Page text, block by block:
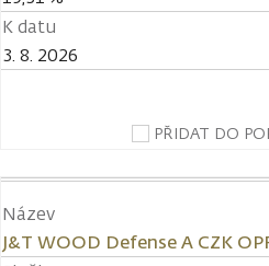
K datu
3. 8. 2026
PŘIDAT DO
Název
J&T WOOD Defense A CZK